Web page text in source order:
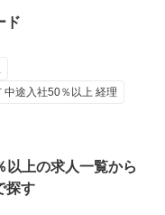
ド
中途入社50％以上 経理
以上の求人一覧から
探す